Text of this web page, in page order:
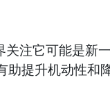
注它可能是新
提升机动性和